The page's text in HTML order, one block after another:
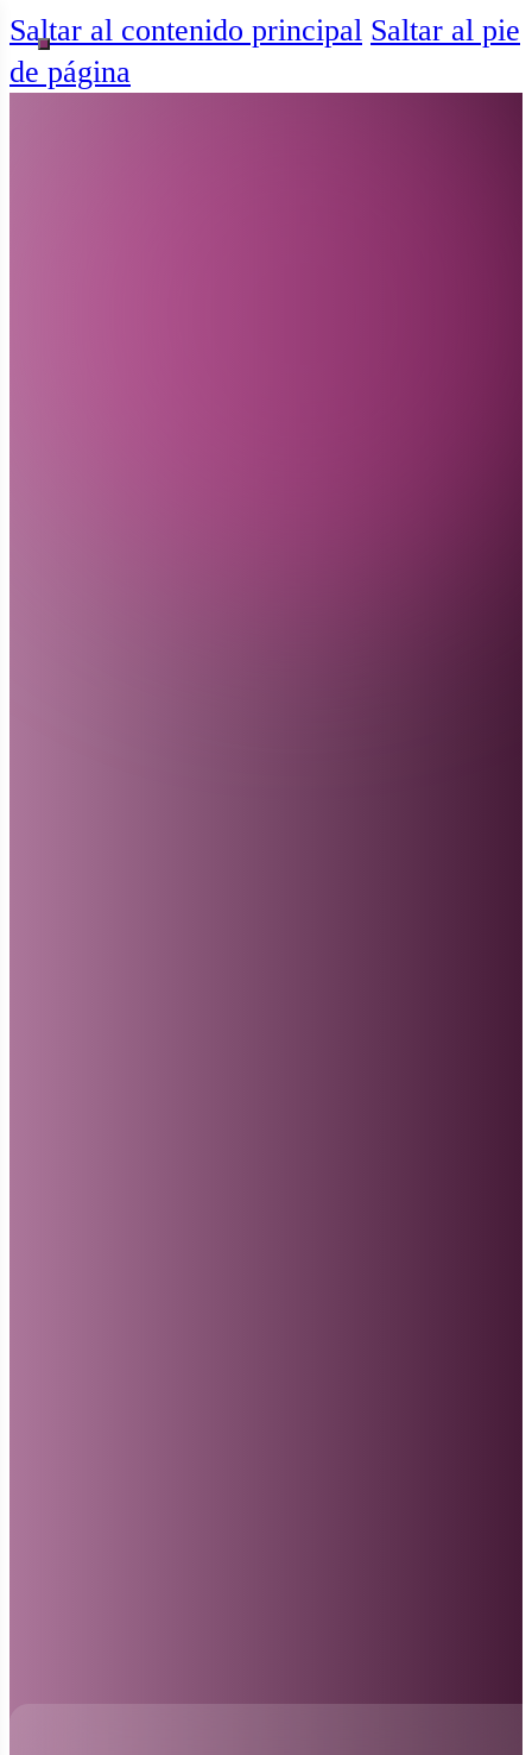
Saltar al contenido principal Saltar al pie
de página